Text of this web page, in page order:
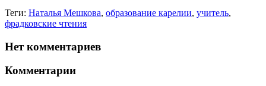
Теги: Наталья Мешкова, образование карелии, учитель,
фрадковские чтения
Нет комментариев
Комментарии